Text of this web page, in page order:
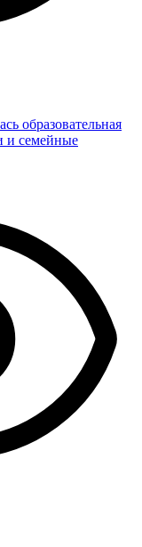
образовательная
и семейные